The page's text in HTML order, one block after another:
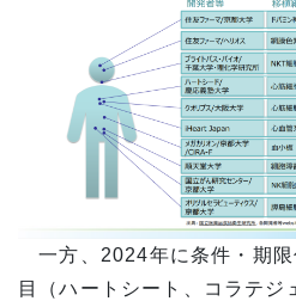
一方、2024年に条件・期限
目（ハートシート、コラテジ